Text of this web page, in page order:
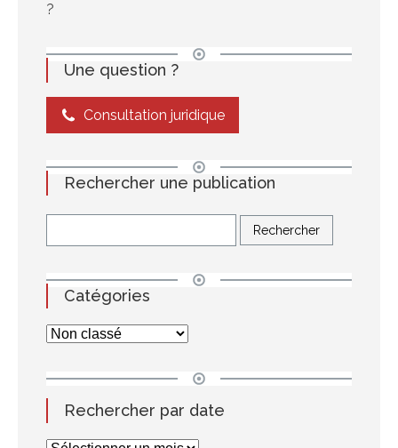
?
Une question ?
Consultation juridique
Rechercher une publication
Catégories
Rechercher par date